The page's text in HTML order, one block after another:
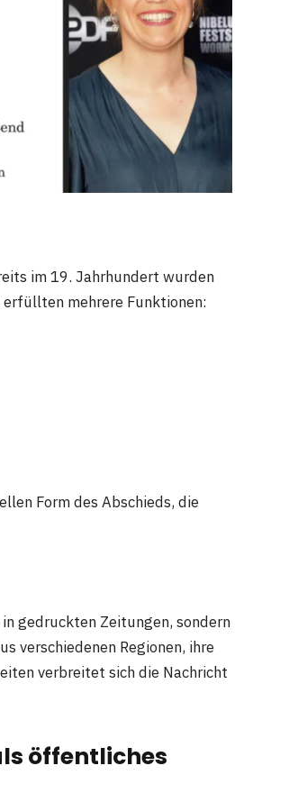
im 19. Jahrhundert wurden
mehrere Funktionen:
Form des Abschieds, die
gedruckten Zeitungen, sondern
verschiedenen Regionen, ihre
verbreitet sich die Nachricht
öffentliches